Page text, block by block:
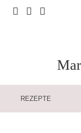
REZEPTE